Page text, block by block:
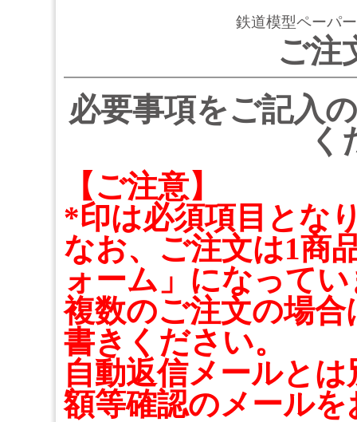
鉄道模型ペーパ
ご注
必要事項をご記入
く
【ご注意】
*印は必須項目とな
なお、ご注文は1商
ォーム」になって
複数のご注文の場
書きください。
自動返信メールと
額等確認のメール